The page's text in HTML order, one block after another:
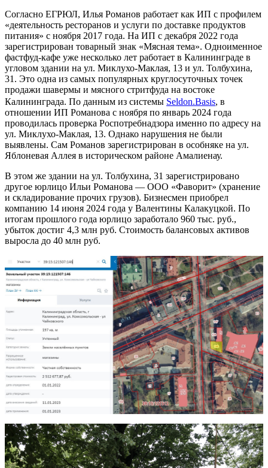
Согласно ЕГРЮЛ, Илья Романов работает как ИП с профилем
«деятельность ресторанов и услуги по доставке продуктов
питания» с ноября 2017 года. На ИП с декабря 2022 года
зарегистрирован товарный знак «Мясная тема». Одноименное
фастфуд-кафе уже несколько лет работает в Калининграде в
угловом здании на ул. Миклухо-Маклая, 13 и ул. Толбухина,
31. Это одна из самых популярных круглосуточных точек
продажи шавермы и мясного стритфуда на востоке
Калининграда. По данным из системы Seldon.Basis, в
отношении ИП Романова с ноября по январь 2024 года
проводилась проверка Роспотребнадзора именно по адресу на
ул. Миклухо-Маклая, 13. Однако нарушения не были
выявлены. Сам Романов зарегистрирован в особняке на ул.
Яблоневая Аллея в историческом районе Амалиенау.
В этом же здании на ул. Толбухина, 31 зарегистрировано
другое юрлицо Ильи Романова — ООО «Фаворит» (хранение
и складирование прочих грузов). Бизнесмен приобрел
компанию 14 июня 2024 года у Валентины Калакуцкой. По
итогам прошлого года юрлицо заработало 960 тыс. руб.,
убыток достиг 4,3 млн руб. Стоимость балансовых активов
выросла до 40 млн руб.